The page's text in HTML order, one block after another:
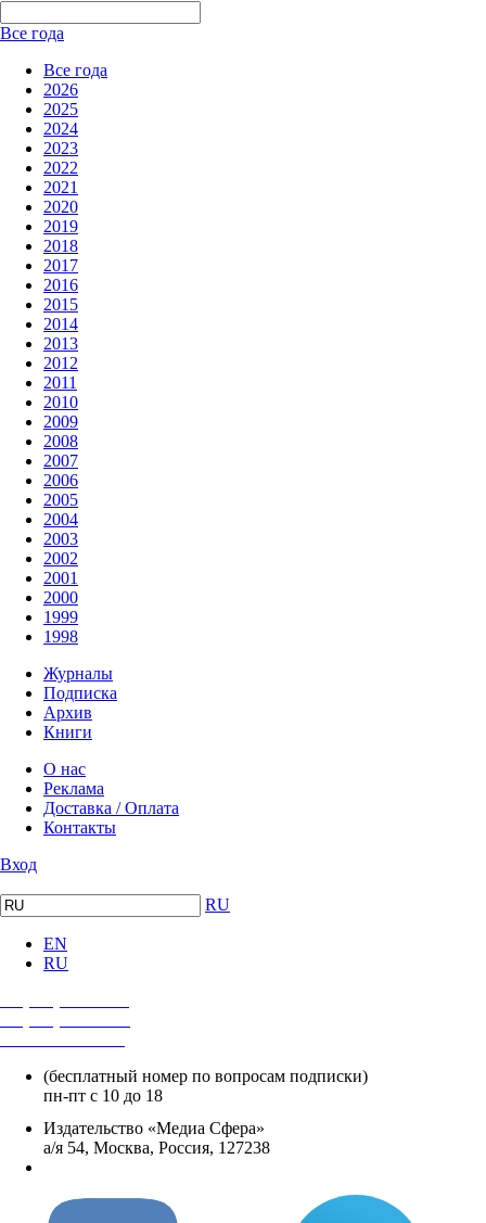
Все года
Все года
2026
2025
2024
2023
2022
2021
2020
2019
2018
2017
2016
2015
2014
2013
2012
2011
2010
2009
2008
2007
2006
2005
2004
2003
2002
2001
2000
1999
1998
Журналы
Подписка
Архив
Книги
О нас
Реклама
Доставка / Оплата
Контакты
Вход
RU
EN
RU
(бесплатный номер по вопросам подписки)
пн-пт с 10 до 18
Издательство «Медиа Сфера»
а/я 54, Москва, Россия, 127238